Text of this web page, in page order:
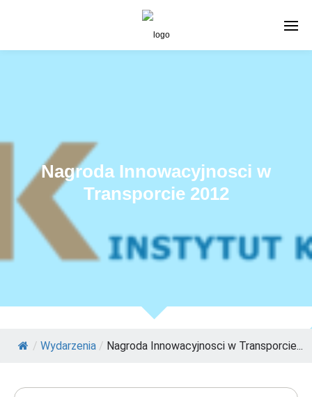
Nagroda Innowacyjnosci w
Transporcie 2012
/ Wydarzenia / Nagroda Innowacyjnosci w Transporcie...